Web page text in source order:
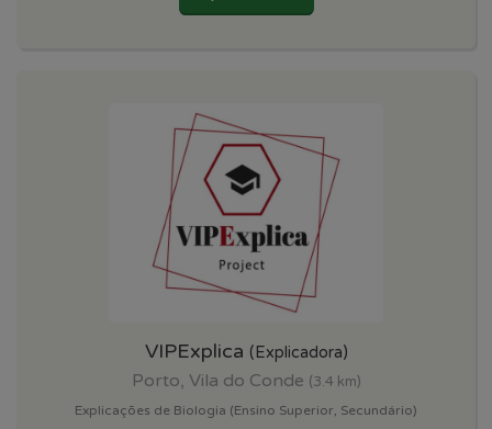
VIPExplica (Explicadora)
Porto, Vila do Conde (3.4 km)
Explicações de Biologia (Ensino Superior, Secundário)